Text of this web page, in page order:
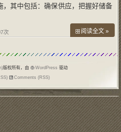
，其中包括：确保供应，把握好储备
格临时补贴；增强调控，必要时对重
强监管，整顿主要农产品收购秩序
次 阅读全文 »
版权所有，由 WordPress 驱动
Comments (RSS)